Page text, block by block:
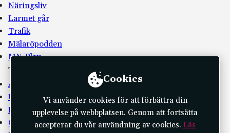
Näringsliv
Larmet går
Trafik
Mälaröpodden
MN-Play
Tidningen
Annonsera
Utgivningsplan
Kontakta oss
Om oss
Cookies
Vi använder cookies för att förbättra din
upplevelse på webbplatsen. Genom att fortsätta
accepterar du vår användning av cookies. Läs